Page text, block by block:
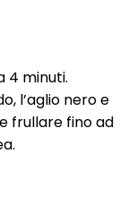
4 minuti.
l’aglio nero e
frullare fino ad